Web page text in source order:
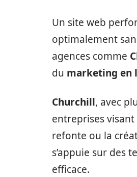
Un site web
optimalement
agences comme
du marketing en
Churchill, avec
entreprises
refonte ou la
s’appuie sur des
efficace.